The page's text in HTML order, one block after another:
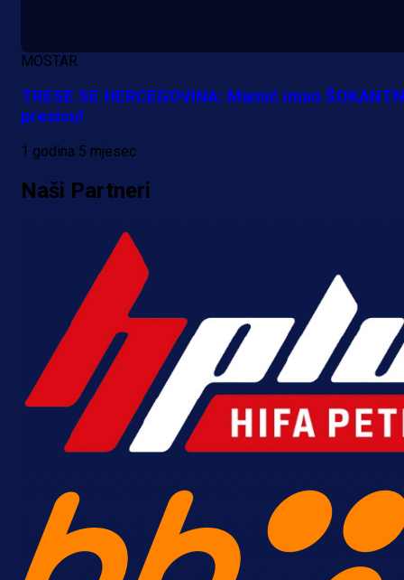
MOSTAR
TRESE SE HERCEGOVINA: Mamić imao
presicu!
1 godina 5 mjesec
Naši Partneri